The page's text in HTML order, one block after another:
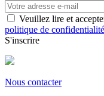
Veuillez lire et
politique de confidentialité
S'inscrire
Nous contacter